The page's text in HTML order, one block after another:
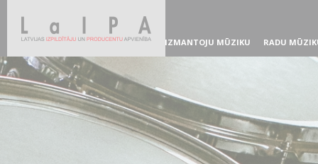
IZMANTOJU MŪZIKU RADU